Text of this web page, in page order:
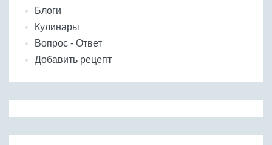
Блоги
Кулинары
Вопрос - Ответ
Добавить рецепт